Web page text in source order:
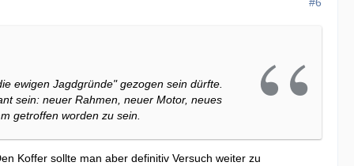
#6
ewigen Jagdgründe" gezogen sein dürfte.
sein: neuer Rahmen, neuer Motor, neues
getroffen worden zu sein.
Koffer sollte man aber definitiv Versuch weiter zu